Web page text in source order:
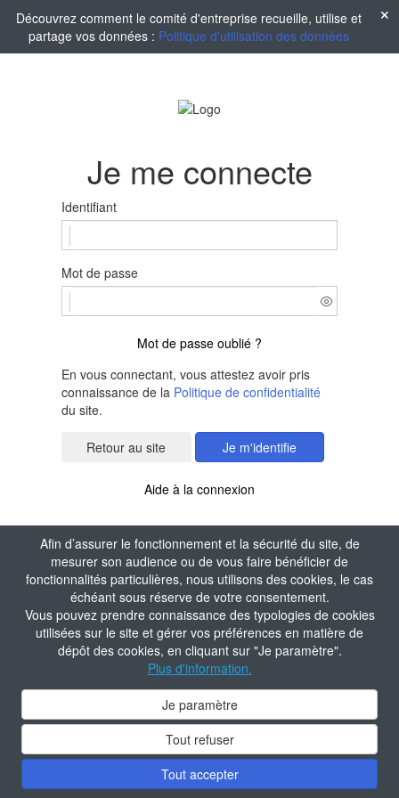
Afin d’assurer le fonctionnement et la sécurité du site, de
mesurer son audience ou de vous faire bénéficier de
fonctionnalités particulières, nous utilisons des cookies, le cas
échéant sous réserve de votre consentement.
Vous pouvez prendre connaissance des typologies de cookies
utilisées sur le site et gérer vos préférences en matière de
dépôt des cookies, en cliquant sur "Je paramètre".
Plus d'information.
Je paramètre
Tout refuser
Tout accepter
Découvrez comment le comité d'entreprise recueille, utilise et
partage vos données : Politique d'utilisation des données
Je me connecte
Identifiant
Mot de passe
Mot de passe oublié ?
En vous connectant, vous attestez avoir pris
connaissance de la Politique de confidentialité
du site.
Je m'identifie
Aide à la connexion